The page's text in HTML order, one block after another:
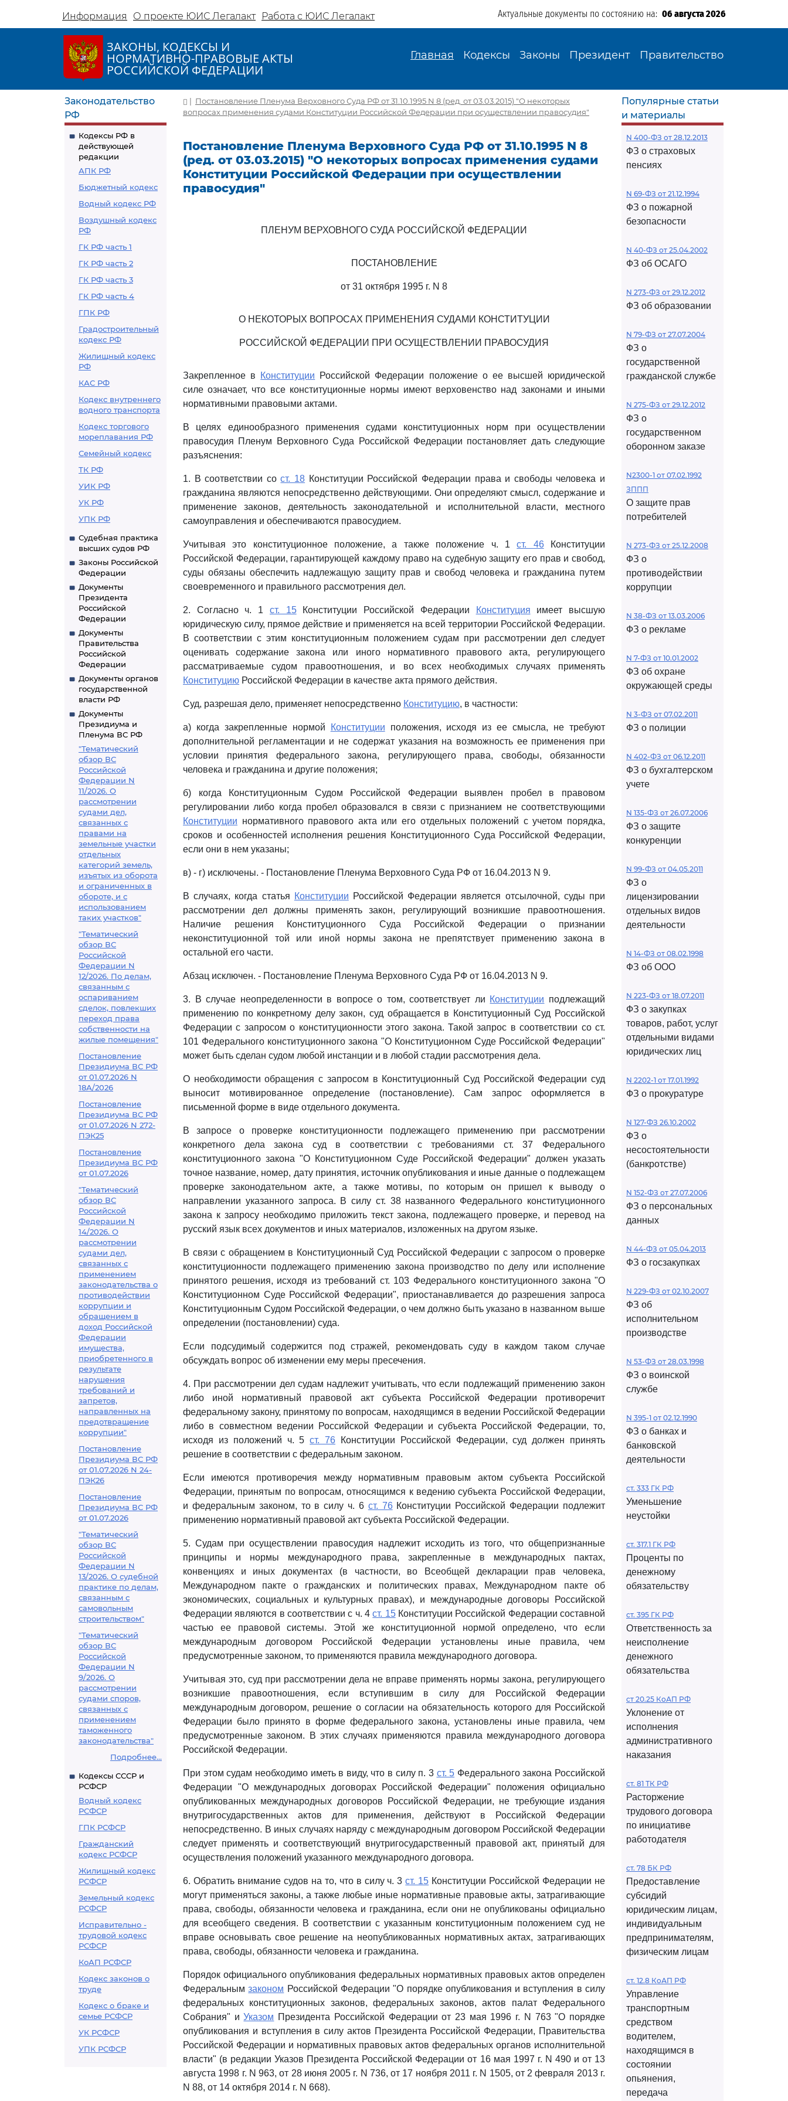
Информация О проекте ЮИС Легалакт Работа с ЮИС Легалакт Актуальные документы по состоянию на: 06 августа 2026
ЗАКОНЫ, КОДЕКСЫ И
НОРМАТИВНО-ПРАВОВЫЕ АКТЫ
РОССИЙСКОЙ ФЕДЕРАЦИИ
Главная Кодексы Законы Президент Правительство
Законодательство
РФ
Кодексы РФ в
действующей
редакции
АПК РФ
Бюджетный кодекс
Водный кодекс РФ
Воздушный кодекс
РФ
ГК РФ часть 1
ГК РФ часть 2
ГК РФ часть 3
ГК РФ часть 4
ГПК РФ
Градостроительный
кодекс РФ
Жилищный кодекс
РФ
КАС РФ
Кодекс внутреннего
водного транспорта
Кодекс торгового
мореплавания РФ
Семейный кодекс
ТК РФ
УИК РФ
УК РФ
УПК РФ
Судебная практика
высших судов РФ
Законы Российской
Федерации
Документы
Президента
Российской
Федерации
Документы
Правительства
Российской
Федерации
Документы органов
государственной
власти РФ
Документы
Президиума и
Пленума ВС РФ
"Тематический
обзор ВС
Российской
Федерации N
11/2026. О
рассмотрении
судами дел,
связанных с
правами на
земельные участки
отдельных
категорий земель,
изъятых из оборота
и ограниченных в
обороте, и с
использованием
таких участков"
"Тематический
обзор ВС
Российской
Федерации N
12/2026. По делам,
связанным с
оспариванием
сделок, повлекших
переход права
собственности на
жилые помещения"
Постановление
Президиума ВС РФ
от 01.07.2026 N
18А/2026
Постановление
Президиума ВС РФ
от 01.07.2026 N 272-
ПЭК25
Постановление
Президиума ВС РФ
от 01.07.2026
"Тематический
обзор ВС
Российской
Федерации N
14/2026. О
рассмотрении
судами дел,
связанных с
применением
законодательства о
противодействии
коррупции и
обращением в
доход Российской
Федерации
имущества,
приобретенного в
результате
нарушения
требований и
запретов,
направленных на
предотвращение
коррупции"
Постановление
Президиума ВС РФ
от 01.07.2026 N 24-
ПЭК26
Постановление
Президиума ВС РФ
от 01.07.2026
"Тематический
обзор ВС
Российской
Федерации N
13/2026. О судебной
практике по делам,
связанным с
самовольным
строительством"
"Тематический
обзор ВС
Российской
Федерации N
9/2026. О
рассмотрении
судами споров,
связанных с
применением
таможенного
законодательства"
Подробнее...
Кодексы СССР и
РСФСР
Водный кодекс
РСФСР
ГПК РСФСР
Гражданский
кодекс РСФСР
Жилищный кодекс
РСФСР
Земельный кодекс
РСФСР
Исправительно -
трудовой кодекс
РСФСР
КоАП РСФСР
Кодекс законов о
труде
Кодекс о браке и
семье РСФСР
УК РСФСР
УПК РСФСР
| Постановление Пленума Верховного Суда РФ от 31.10.1995 N 8 (ред. от 03.03.2015) "О некоторых
вопросах применения судами Конституции Российской Федерации при осуществлении правосудия"
Постановление Пленума Верховного Суда РФ от 31.10.1995 N 8
(ред. от 03.03.2015) "О некоторых вопросах применения судами
Конституции Российской Федерации при осуществлении
правосудия"
ПЛЕНУМ ВЕРХОВНОГО СУДА РОССИЙСКОЙ ФЕДЕРАЦИИ
ПОСТАНОВЛЕНИЕ
от 31 октября 1995 г. N 8
О НЕКОТОРЫХ ВОПРОСАХ ПРИМЕНЕНИЯ СУДАМИ КОНСТИТУЦИИ
РОССИЙСКОЙ ФЕДЕРАЦИИ ПРИ ОСУЩЕСТВЛЕНИИ ПРАВОСУДИЯ
Закрепленное в Конституции Российской Федерации положение о ее высшей юридической
силе означает, что все конституционные нормы имеют верховенство над законами и иными
нормативными правовыми актами.
В целях единообразного применения судами конституционных норм при осуществлении
правосудия Пленум Верховного Суда Российской Федерации постановляет дать следующие
разъяснения:
1. В соответствии сост. 18 Конституции Российской Федерации права и свободы человека и
гражданина являются непосредственно действующими. Они определяют смысл, содержание и
применение законов, деятельность законодательной и исполнительной власти, местного
самоуправления и обеспечиваются правосудием.
Учитывая это конституционное положение, а также положение ч. 1ст. 46Конституции
Российской Федерации, гарантирующей каждому право на судебную защиту его прав и свобод,
суды обязаны обеспечить надлежащую защиту прав и свобод человека и гражданина путем
своевременного и правильного рассмотрения дел.
2. Согласно ч. 1 ст. 15Конституции Российской Федерации Конституция имеет высшую
юридическую силу, прямое действие и применяется на всей территории Российской Федерации.
В соответствии с этим конституционным положением судам при рассмотрении дел следует
оценивать содержание закона или иного нормативного правового акта, регулирующего
рассматриваемые судом правоотношения, и во всех необходимых случаях применять
Конституцию Российской Федерации в качестве акта прямого действия.
Суд, разрешая дело, применяет непосредственно Конституцию, в частности:
а) когда закрепленные нормой Конституции положения, исходя из ее смысла, не требуют
дополнительной регламентации и не содержат указания на возможность ее применения при
условии принятия федерального закона, регулирующего права, свободы, обязанности
человека и гражданина и другие положения;
б) когда Конституционным Судом Российской Федерации выявлен пробел в правовом
регулировании либо когда пробел образовался в связи с признанием не соответствующими
Конституции нормативного правового акта или его отдельных положений с учетом порядка,
сроков и особенностей исполнения решения Конституционного Суда Российской Федерации,
если они в нем указаны;
в) - г) исключены. - Постановление Пленума Верховного Суда РФ от 16.04.2013 N 9.
В случаях, когда статья Конституции Российской Федерации является отсылочной, суды при
рассмотрении дел должны применять закон, регулирующий возникшие правоотношения.
Наличие решения Конституционного Суда Российской Федерации о признании
неконституционной той или иной нормы закона не препятствует применению закона в
остальной его части.
Абзац исключен. - Постановление Пленума Верховного Суда РФ от 16.04.2013 N 9.
3. В случае неопределенности в вопросе о том, соответствует ли Конституции подлежащий
применению по конкретному делу закон, суд обращается в Конституционный Суд Российской
Федерации с запросом о конституционности этого закона. Такой запрос в соответствии со ст.
101 Федерального конституционного закона "О Конституционном Суде Российской Федерации"
может быть сделан судом любой инстанции и в любой стадии рассмотрения дела.
О необходимости обращения с запросом в Конституционный Суд Российской Федерации суд
выносит мотивированное определение (постановление). Сам запрос оформляется в
письменной форме в виде отдельного документа.
В запросе о проверке конституционности подлежащего применению при рассмотрении
конкретного дела закона суд в соответствии с требованиями ст. 37 Федерального
конституционного закона "О Конституционном Суде Российской Федерации" должен указать
точное название, номер, дату принятия, источник опубликования и иные данные о подлежащем
проверке законодательном акте, а также мотивы, по которым он пришел к выводу о
направлении указанного запроса. В силу ст. 38 названного Федерального конституционного
закона к запросу необходимо приложить текст закона, подлежащего проверке, и перевод на
русский язык всех документов и иных материалов, изложенных на другом языке.
В связи с обращением в Конституционный Суд Российской Федерации с запросом о проверке
конституционности подлежащего применению закона производство по делу или исполнение
принятого решения, исходя из требований ст. 103 Федерального конституционного закона "О
Конституционном Суде Российской Федерации", приостанавливается до разрешения запроса
Конституционным Судом Российской Федерации, о чем должно быть указано в названном выше
определении (постановлении) суда.
Если подсудимый содержится под стражей, рекомендовать суду в каждом таком случае
обсуждать вопрос об изменении ему меры пресечения.
4. При рассмотрении дел судам надлежит учитывать, что если подлежащий применению закон
либо иной нормативный правовой акт субъекта Российской Федерации противоречит
федеральному закону, принятому по вопросам, находящимся в ведении Российской Федерации
либо в совместном ведении Российской Федерации и субъекта Российской Федерации, то,
исходя из положений ч. 5ст. 76 Конституции Российской Федерации, суд должен принять
решение в соответствии с федеральным законом.
Если имеются противоречия между нормативным правовым актом субъекта Российской
Федерации, принятым по вопросам, относящимся к ведению субъекта Российской Федерации,
и федеральным законом, то в силу ч. 6 ст. 76Конституции Российской Федерации подлежит
применению нормативный правовой акт субъекта Российской Федерации.
5. Судам при осуществлении правосудия надлежит исходить из того, что общепризнанные
принципы и нормы международного права, закрепленные в международных пактах,
конвенциях и иных документах (в частности, во Всеобщей декларации прав человека,
Международном пакте о гражданских и политических правах, Международном пакте об
экономических, социальных и культурных правах), и международные договоры Российской
Федерации являются в соответствии с ч. 4ст. 15Конституции Российской Федерации составной
частью ее правовой системы. Этой же конституционной нормой определено, что если
международным договором Российской Федерации установлены иные правила, чем
предусмотренные законом, то применяются правила международного договора.
Учитывая это, суд при рассмотрении дела не вправе применять нормы закона, регулирующего
возникшие правоотношения, если вступившим в силу для Российской Федерации
международным договором, решение о согласии на обязательность которого для Российской
Федерации было принято в форме федерального закона, установлены иные правила, чем
предусмотренные законом. В этих случаях применяются правила международного договора
Российской Федерации.
При этом судам необходимо иметь в виду, что в силу п. 3 ст. 5 Федерального закона Российской
Федерации "О международных договорах Российской Федерации" положения официально
опубликованных международных договоров Российской Федерации, не требующие издания
внутригосударственных актов для применения, действуют в Российской Федерации
непосредственно. В иных случаях наряду с международным договором Российской Федерации
следует применять и соответствующий внутригосударственный правовой акт, принятый для
осуществления положений указанного международного договора.
6. Обратить внимание судов на то, что в силу ч. 3ст. 15 Конституции Российской Федерации не
могут применяться законы, а также любые иные нормативные правовые акты, затрагивающие
права, свободы, обязанности человека и гражданина, если они не опубликованы официально
для всеобщего сведения. В соответствии с указанным конституционным положением суд не
вправе основывать свое решение на неопубликованных нормативных актах, затрагивающих
права, свободы, обязанности человека и гражданина.
Порядок официального опубликования федеральных нормативных правовых актов определен
Федеральнымзаконом Российской Федерации "О порядке опубликования и вступления в силу
федеральных конституционных законов, федеральных законов, актов палат Федерального
Собрания" иУказом Президента Российской Федерации от 23 мая 1996 г. N 763 "О порядке
опубликования и вступления в силу актов Президента Российской Федерации, Правительства
Российской Федерации и нормативных правовых актов федеральных органов исполнительной
власти" (в редакции Указов Президента Российской Федерации от 16 мая 1997 г. N 490 и от 13
августа 1998 г. N 963, от 28 июня 2005 г. N 736, от 17 ноября 2011 г. N 1505, от 2 февраля 2013 г.
N 88, от 14 октября 2014 г. N 668).
Популярные статьи
и материалы
N 400-ФЗ от 28.12.2013
ФЗ о страховых
пенсиях
N 69-ФЗ от 21.12.1994
ФЗ о пожарной
безопасности
N 40-ФЗ от 25.04.2002
ФЗ об ОСАГО
N 273-ФЗ от 29.12.2012
ФЗ об образовании
N 79-ФЗ от 27.07.2004
ФЗ о
государственной
гражданской службе
N 275-ФЗ от 29.12.2012
ФЗ о
государственном
оборонном заказе
N2300-1 от 07.02.1992
ЗППП
О защите прав
потребителей
N 273-ФЗ от 25.12.2008
ФЗ о
противодействии
коррупции
N 38-ФЗ от 13.03.2006
ФЗ о рекламе
N 7-ФЗ от 10.01.2002
ФЗ об охране
окружающей среды
N 3-ФЗ от 07.02.2011
ФЗ о полиции
N 402-ФЗ от 06.12.2011
ФЗ о бухгалтерском
учете
N 135-ФЗ от 26.07.2006
ФЗ о защите
конкуренции
N 99-ФЗ от 04.05.2011
ФЗ о
лицензировании
отдельных видов
деятельности
N 14-ФЗ от 08.02.1998
ФЗ об ООО
N 223-ФЗ от 18.07.2011
ФЗ о закупках
товаров, работ, услуг
отдельными видами
юридических лиц
N 2202-1 от 17.01.1992
ФЗ о прокуратуре
N 127-ФЗ 26.10.2002
ФЗ о
несостоятельности
(банкротстве)
N 152-ФЗ от 27.07.2006
ФЗ о персональных
данных
N 44-ФЗ от 05.04.2013
ФЗ о госзакупках
N 229-ФЗ от 02.10.2007
ФЗ об
исполнительном
производстве
N 53-ФЗ от 28.03.1998
ФЗ о воинской
службе
N 395-1 от 02.12.1990
ФЗ о банках и
банковской
деятельности
ст. 333 ГК РФ
Уменьшение
неустойки
ст. 317.1 ГК РФ
Проценты по
денежному
обязательству
ст. 395 ГК РФ
Ответственность за
неисполнение
денежного
обязательства
ст 20.25 КоАП РФ
Уклонение от
исполнения
административного
наказания
ст. 81 ТК РФ
Расторжение
трудового договора
по инициативе
работодателя
ст. 78 БК РФ
Предоставление
субсидий
юридическим лицам,
индивидуальным
предпринимателям,
физическим лицам
ст. 12.8 КоАП РФ
Управление
транспортным
средством
водителем,
находящимся в
состоянии
опьянения,
передача